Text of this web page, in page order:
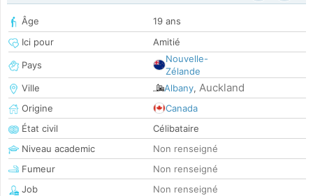
Âge
19 ans
Ici pour
Amitié
Pays
Nouvelle-
Zélande
Ville
Albany, Auckland
Origine
Canada
État civil
Célibataire
Niveau academic
Non renseigné
Fumeur
Non renseigné
Job
Non renseigné